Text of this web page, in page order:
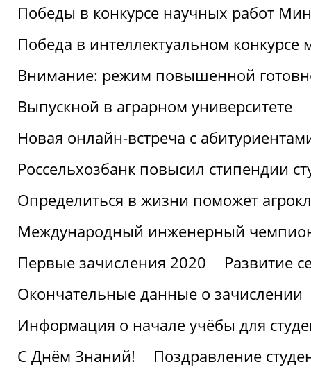
Победы в конкурсе научных работ
Победа в интеллектуальном конкурсе
Внимание: режим повышенной
Выпускной в аграрном университете
Новая онлайн-встреча с
Россельхозбанк повысил стипендии
Определиться в жизни поможет
Международный инженерный
Первые зачисления 2020
Развитие
Окончательные данные о зачислении
Информация о начале учёбы для
С Днём Знаний!
Поздравление